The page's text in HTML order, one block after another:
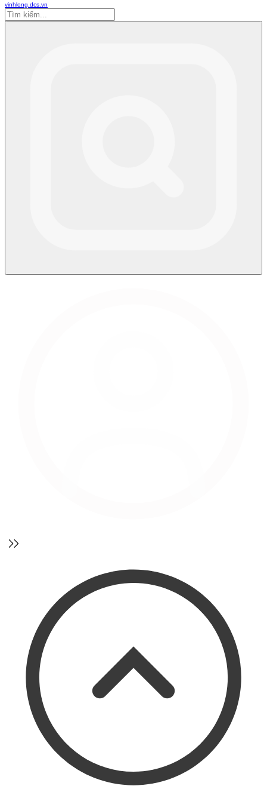
vinhlong.dcs.vn